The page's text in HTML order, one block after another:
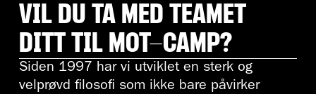
VIL DU TA MED TEAMET
DITT TIL MOT-CAMP?
Siden 1997 har vi utviklet en sterk og
velprøvd filosofi som ikke bare påvirker